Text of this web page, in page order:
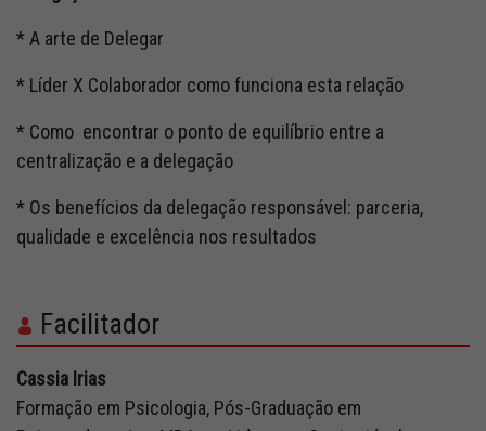
* A arte de Delegar
* Líder X Colaborador como funciona esta relação
* Como encontrar o ponto de equilíbrio entre a
centralização e a delegação
* Os benefícios da delegação responsável: parceria,
qualidade e excelência nos resultados
Facilitador
Cassia Irias
Formação em Psicologia, Pós-Graduação em